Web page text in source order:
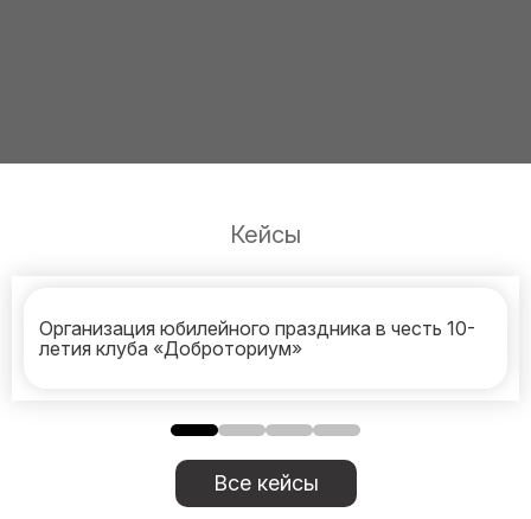
Кейсы
Организация юбилейного праздника в честь 10-
летия клуба «Доброториум»
Все кейсы